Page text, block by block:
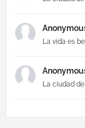
La vida es
La ciudad